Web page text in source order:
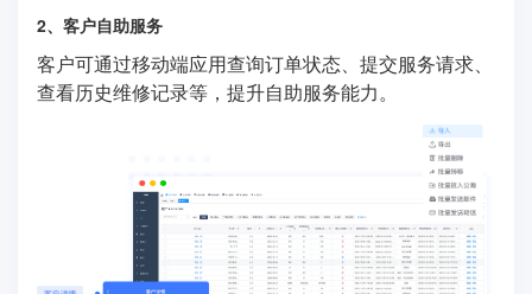
2、客户自助服务
客户可通过移动端应用查询订单状态、提交服务请求、
查看历史维修记录等，提升自助服务能力。